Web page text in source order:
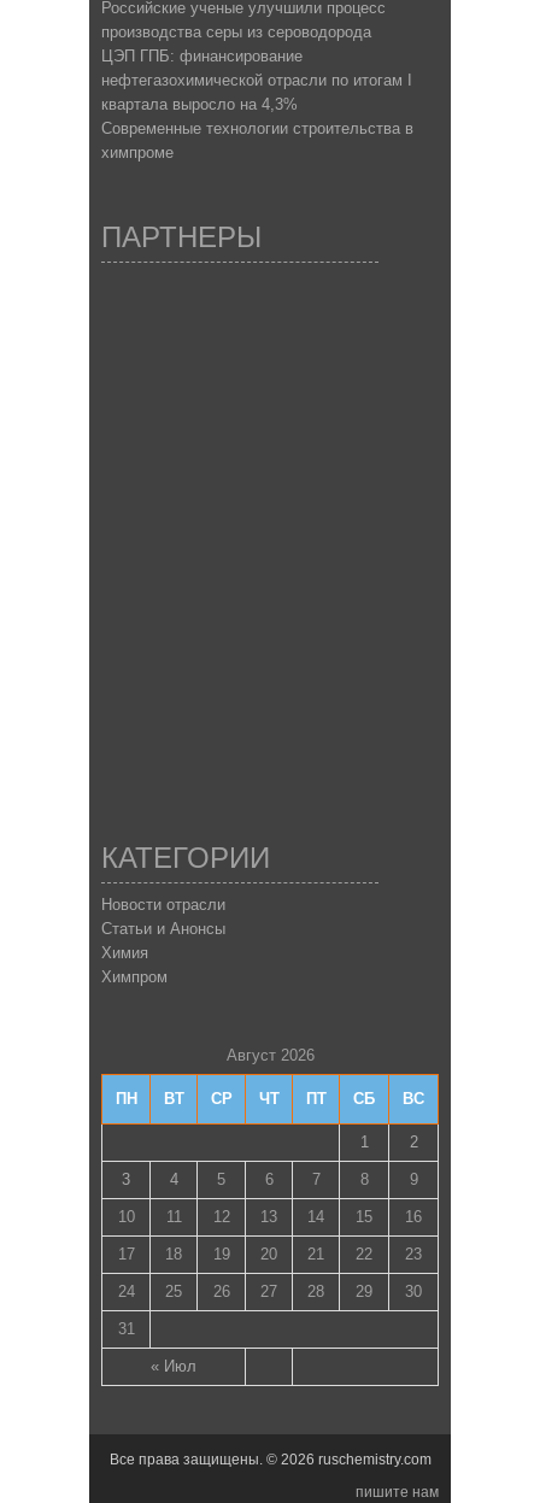
Российские ученые улучшили процесс
производства серы из сероводорода
ЦЭП ГПБ: финансирование
нефтегазохимической отрасли по итогам I
квартала выросло на 4,3%
Современные технологии строительства в
химпроме
ПАРТНЕРЫ
КАТЕГОРИИ
Новости отрасли
Статьи и Анонсы
Химия
Химпром
Август 2026
ПН ВТ СР ЧТ ПТ СБ ВС
« Июл
1 2
3 4 5 6 7 8 9
10 11 12 13 14 15 16
17 18 19 20 21 22 23
24 25 26 27 28 29 30
31
Все права защищены. © 2026 ruschemistry.com
пишите нам